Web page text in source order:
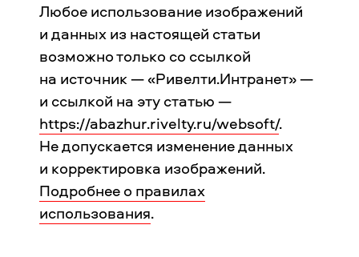
Любое использование изображений
и данных из настоящей статьи
возможно только со ссылкой
на источник — «Ривелти.Интранет» —
и ссылкой на эту статью —
https://abazhur.rivelty.ru/websoft/.
Не допускается изменение данных
и корректировка изображений.
Подробнее о правилах
использования.